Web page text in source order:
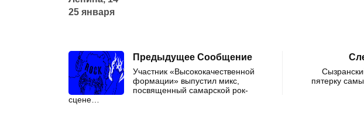
25 января
Предыдущее Сообщение
Участник «Высококачественной
формации» выпустил микс,
посвященный самарской рок-
сцене…
пятерку